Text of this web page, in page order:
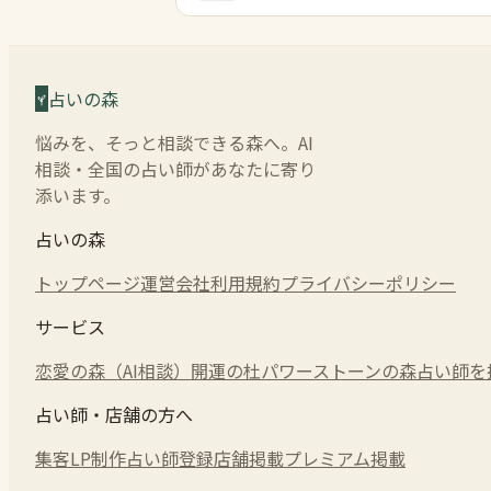
占いの森
悩みを、そっと相談できる森へ。AI
相談・全国の占い師があなたに寄り
添います。
占いの森
トップページ運営会社利用規約プライバシーポリシー
サービス
恋愛の森（AI相談） 開運の杜パワーストーンの森占い師
占い師・店舗の方へ
集客LP制作占い師登録店舗掲載プレミアム掲載